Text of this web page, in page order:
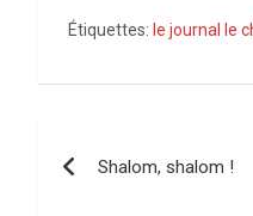
Étiquettes: le journal le
de
Shalom, shalom !